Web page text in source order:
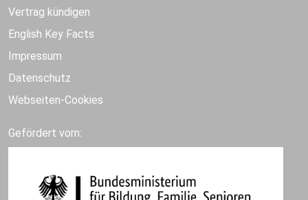
Vertrag kündigen
English Key Facts
Impressum
Datenschutz
Webseiten-Cookies
Gefördert vom: